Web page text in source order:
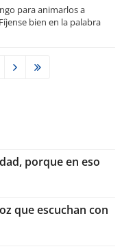
para animarlos a
bien en la palabra
porque en eso
que escuchan con